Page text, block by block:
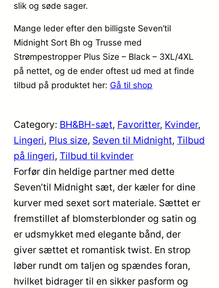
slik og søde sager.
Mange leder efter den billigste Seven’til
Midnight Sort Bh og Trusse med
Strømpestropper Plus Size – Black – 3XL/4XL
på nettet, og de ender oftest ud med at finde
tilbud på produktet her: Gå til shop
Category: BH&BH-sæt, Favoritter, Kvinder
Lingeri, Plus size, Seven til Midnight, Tilbud
på lingeri, Tilbud til kvinder
Forfør din heldige partner med dette
Seven’til Midnight sæt, der kæler for dine
kurver med sexet sort materiale. Sættet er
fremstillet af blomsterblonder og satin og
er udsmykket med elegante bånd, der
giver sættet et romantisk twist. En strop
løber rundt om taljen og spændes foran,
hvilket bidrager til en sikker pasform og